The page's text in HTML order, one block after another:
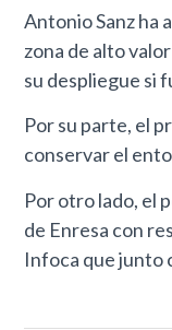
Antonio Sanz ha
zona de alto
su despliegue si
Por su parte, el
conservar el
Por otro lado, el
de Enresa con
Infoca que junto